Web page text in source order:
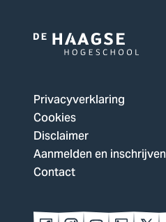
Logo
De
Haagse
Hogeschool,
ga
naar
de
Privacyverklaring
Cookies
Disclaimer
Aanmelden en inschrijven
Contact